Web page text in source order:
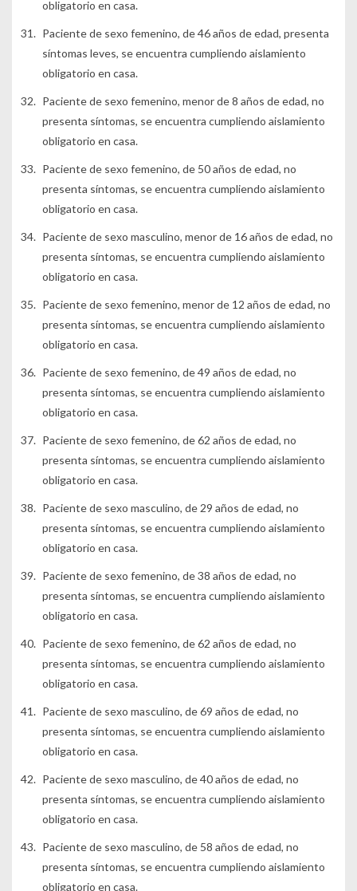
obligatorio en casa.
Paciente de sexo femenino, de 46 años de edad, presenta
síntomas leves, se encuentra cumpliendo aislamiento
obligatorio en casa.
Paciente de sexo femenino, menor de 8 años de edad, no
presenta síntomas, se encuentra cumpliendo aislamiento
obligatorio en casa.
Paciente de sexo femenino, de 50 años de edad, no
presenta síntomas, se encuentra cumpliendo aislamiento
obligatorio en casa.
Paciente de sexo masculino, menor de 16 años de edad, no
presenta síntomas, se encuentra cumpliendo aislamiento
obligatorio en casa.
Paciente de sexo femenino, menor de 12 años de edad, no
presenta síntomas, se encuentra cumpliendo aislamiento
obligatorio en casa.
Paciente de sexo femenino, de 49 años de edad, no
presenta síntomas, se encuentra cumpliendo aislamiento
obligatorio en casa.
Paciente de sexo femenino, de 62 años de edad, no
presenta síntomas, se encuentra cumpliendo aislamiento
obligatorio en casa.
Paciente de sexo masculino, de 29 años de edad, no
presenta síntomas, se encuentra cumpliendo aislamiento
obligatorio en casa.
Paciente de sexo femenino, de 38 años de edad, no
presenta síntomas, se encuentra cumpliendo aislamiento
obligatorio en casa.
Paciente de sexo femenino, de 62 años de edad, no
presenta síntomas, se encuentra cumpliendo aislamiento
obligatorio en casa.
Paciente de sexo masculino, de 69 años de edad, no
presenta síntomas, se encuentra cumpliendo aislamiento
obligatorio en casa.
Paciente de sexo masculino, de 40 años de edad, no
presenta síntomas, se encuentra cumpliendo aislamiento
obligatorio en casa.
Paciente de sexo masculino, de 58 años de edad, no
presenta síntomas, se encuentra cumpliendo aislamiento
obligatorio en casa.